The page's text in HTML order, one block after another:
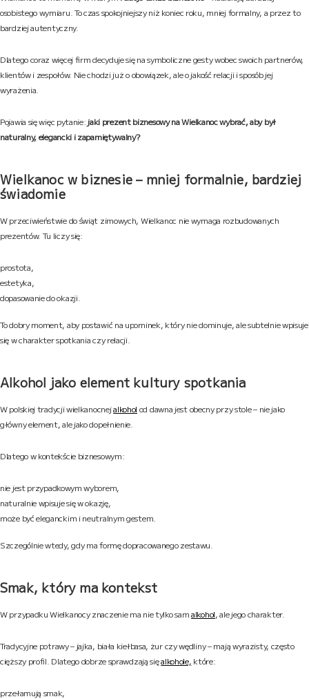
osobistego wymiaru. To czas spokojniejszy niż koniec roku, mniej formalny, a przez to
bardziej autentyczny.
Dlatego coraz więcej firm decyduje się na symboliczne gesty wobec swoich partnerów,
klientów i zespołów. Nie chodzi już o obowiązek, ale o jakość relacji i sposób jej
wyrażenia.
Pojawia się więc pytanie: jaki prezent biznesowy na Wielkanoc wybrać, aby był
naturalny, elegancki i zapamiętywalny?
Wielkanoc w biznesie – mniej formalnie, bardziej
świadomie
W przeciwieństwie do świąt zimowych, Wielkanoc nie wymaga rozbudowanych
prezentów. Tu liczy się:
prostota,
estetyka,
dopasowanie do okazji.
To dobry moment, aby postawić na upominek, który nie dominuje, ale subtelnie wpisuje
się w charakter spotkania czy relacji.
Alkohol jako element kultury spotkania
W polskiej tradycji wielkanocnejalkohol od dawna jest obecny przy stole – nie jako
główny element, ale jako dopełnienie.
Dlatego w kontekście biznesowym:
nie jest przypadkowym wyborem,
naturalnie wpisuje się w okazję,
może być eleganckim i neutralnym gestem.
Szczególnie wtedy, gdy ma formę dopracowanego zestawu.
Smak, który ma kontekst
W przypadku Wielkanocy znaczenie ma nie tylko samalkohol, ale jego charakter.
Tradycyjne potrawy – jajka, biała kiełbasa, żur czy wędliny – mają wyrazisty, często
cięższy profil. Dlatego dobrze sprawdzają sięalkohole, które:
przełamują smak,